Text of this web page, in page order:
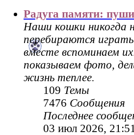
Радуга памяти:
Наши кошки никогда
перебираются
вместе вспоминаем
показываем фото,
жизнь теплее.
109 Темы
7476 Сообщения
Последнее
03 июл 2026, 21:51